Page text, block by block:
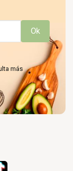
Ok
más